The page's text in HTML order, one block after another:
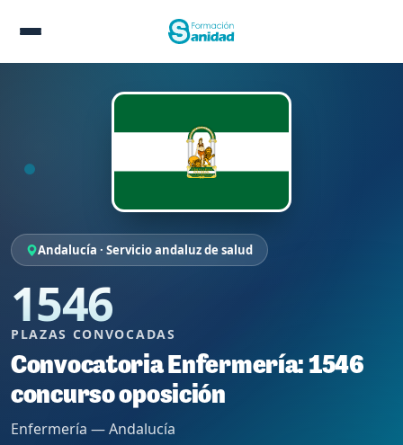
Andalucía · Servicio andaluz de salud
1546
PLAZAS CONVOCADAS
Convocatoria Enfermería: 1546
concurso oposición
Enfermería — Andalucía